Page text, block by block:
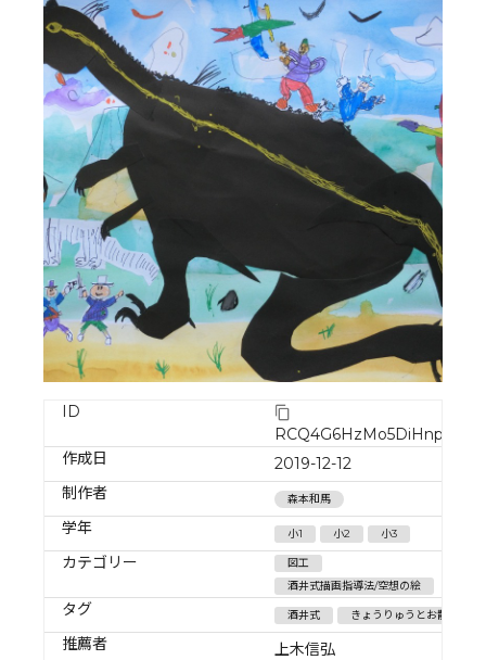
ID
RCQ4G6HzMo5DiHnpTAjm
作成日
2019-12-12
制作者
森本和馬
学年 小1 小2 小3
カテゴリー
図工
酒井式描画指導法/空想の絵
タグ 酒井式 きょうりゅうとお散歩
推薦者
上木信弘